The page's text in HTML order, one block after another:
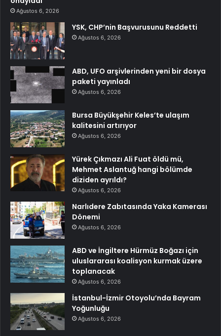
Ağustos 6, 2026
YSK, CHP’nin Başvurusunu Reddetti
Ağustos 6, 2026
ABD, UFO arşivlerinden yeni bir dosya
paketi yayınladı
Ağustos 6, 2026
Bursa Büyükşehir Keles’te ulaşım
kalitesini artırıyor
Ağustos 6, 2026
Yürek Çıkmazı Ali Fuat öldü mü,
Mehmet Aslantuğ hangi bölümde
diziden ayrıldı?
Ağustos 6, 2026
Narlıdere Zabıtasında Yaka Kamerası
Dönemi
Ağustos 6, 2026
ABD ve İngiltere Hürmüz Boğazı için
uluslararası koalisyon kurmak üzere
toplanacak
Ağustos 6, 2026
İstanbul-İzmir Otoyolu’nda Bayram
Yoğunluğu
Ağustos 6, 2026